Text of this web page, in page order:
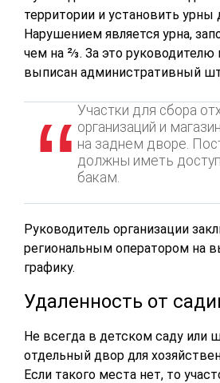
территории и установить урны
Нарушением является урна,
чем на ⅔. За это
выписан административный
Участки для сбора
организаций и
на заднем дворе.
должны иметь
бакам.
Руководитель организации
региональным оператором на
графику.
Удаленность от
Не всегда в детском саду или
отдельный двор для
Если такого места нет, то